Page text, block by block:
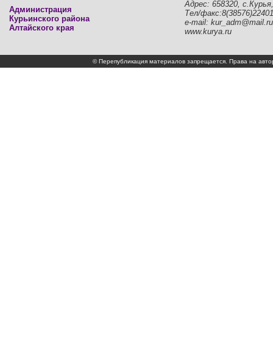
Администрация
Курьинского района
Алтайского края
Адрес: 658320,
Тел/факс:8(38576)22401
e-mail: kur_adm@mail.ru
www.kurya.ru
© Перепубликация материалов запрещается. Права